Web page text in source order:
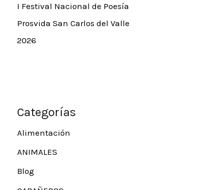
I Festival Nacional de Poesía
Prosvida San Carlos del Valle
2026
Categorías
Alimentación
ANIMALES
Blog